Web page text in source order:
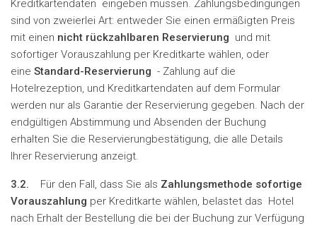
Kreditkartendaten eingeben müssen. Zahlungsbedingungen
sind von zweierlei Art: entweder Sie einen ermäßigten Preis
mit einen nicht rückzahlbaren Reservierung und mit
sofortiger Vorauszahlung per Kreditkarte wählen, oder
eine Standard-Reservierung - Zahlung auf die
Hotelrezeption, und Kreditkartendaten auf dem Formular
werden nur als Garantie der Reservierung gegeben. Nach der
endgültigen Abstimmung und Absenden der Buchung
erhalten Sie die Reservierungbestätigung, die alle Details
Ihrer Reservierung anzeigt.
3.2. Für den Fall, dass Sie als Zahlungsmethode sofortige
Vorauszahlung per Kreditkarte wählen, belastet das Hotel
nach Erhalt der Bestellung die bei der Buchung zur Verfügung